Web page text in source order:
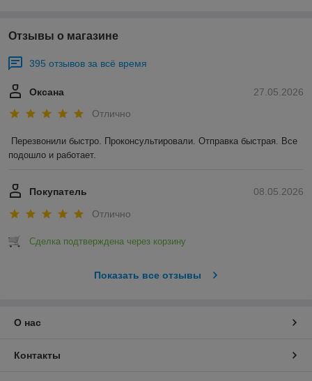
Отзывы о магазине
395 отзывов за всё время
27.05.2026
Оксана
Отлично
Перезвонили быстро. Проконсультировали. Отправка быстрая. Все
подошло и работает.
08.05.2026
Покупатель
Отлично
Сделка подтверждена через корзину
Показать все отзывы
О нас
Контакты